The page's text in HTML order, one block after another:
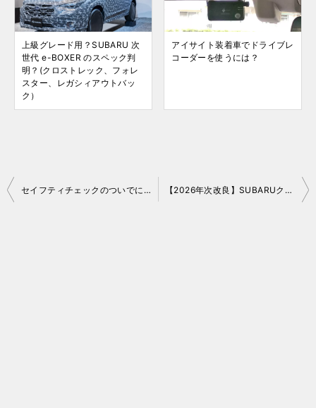
上級グレード用？SUBARU 次
世代 e-BOXER のスペック判
明？(クロストレック、フォレ
スター、レガシィアウトバッ
ク）
アイサイト装着車でドライブレ
コーダーを使うには？
投
セイフティチェックのついでに。レガシィアウトバック衣替え。 【2026年次改良】SUBARUクロストレックD型最新情報！S:HEV一本化とCB18ターボ追加の噂を徹底解説